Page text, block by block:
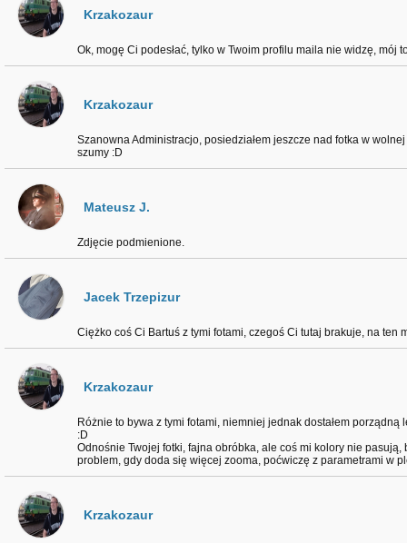
Krzakozaur
Ok, mogę Ci podesłać, tylko w Twoim profilu maila nie widzę, mój
Krzakozaur
Szanowna Administracjo, posiedziałem jeszcze nad fotka w
szumy :D
Mateusz J.
Zdjęcie podmienione.
Jacek Trzepizur
Ciężko coś Ci Bartuś z tymi fotami, czegoś Ci tutaj brakuje, na ten
Krzakozaur
Różnie to bywa z tymi fotami, niemniej jednak dostałem
:D
Odnośnie Twojej fotki, fajna obróbka, ale coś mi kolory nie
problem, gdy doda się więcej zooma, poćwiczę z parametrami w
Krzakozaur